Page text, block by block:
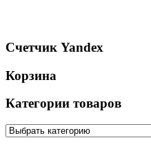
Счетчик Yandex
Корзина
Категории товаров